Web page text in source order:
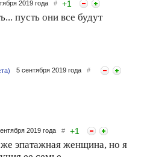
2019 года # +1
пусть они все будут
5 сентября 2019 года #
2019 года # +1
эпатажная женщина, но я